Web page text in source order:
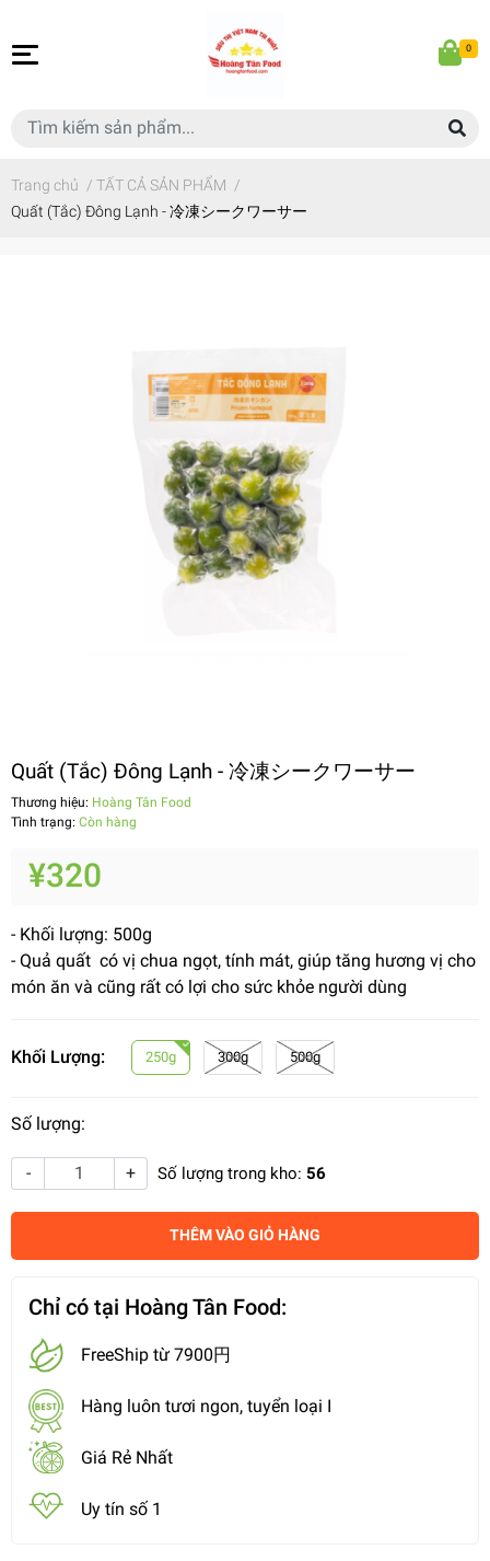
0
Trang chủ / TẤT CẢ SẢN PHẨM /
Quất (Tắc) Đông Lạnh - 冷凍シークワーサー
Quất (Tắc) Đông Lạnh - 冷凍シークワーサー
Thương hiệu: Hoàng Tân Food
Tình trạng: Còn hàng
¥320
- Khối lượng: 500g
- Quả quất có vị chua ngọt, tính mát, giúp tăng hương vị cho
món ăn và cũng rất có lợi cho sức khỏe người dùng
Khối Lượng: 250g 300g 500g
Số lượng:
- + Số lượng trong kho: 56
THÊM VÀO GIỎ HÀNG
Chỉ có tại Hoàng Tân Food:
FreeShip từ 7900円
Hàng luôn tươi ngon, tuyển loại I
Giá Rẻ Nhất
Uy tín số 1